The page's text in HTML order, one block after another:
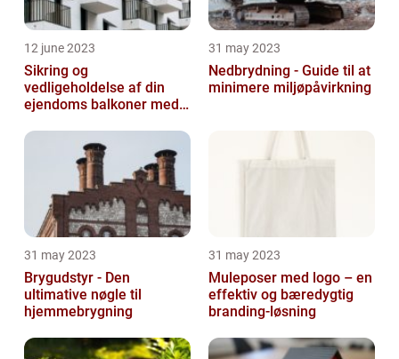
12 june 2023
Sikring og
vedligeholdelse af din
ejendoms balkoner med
31 may 2023
Nedbrydning - Guide til at
minimere miljøpåvirkning
31 may 2023
Brygudstyr - Den
ultimative nøgle til
hjemmebrygning
31 may 2023
Muleposer med logo – en
effektiv og bæredygtig
branding-løsning